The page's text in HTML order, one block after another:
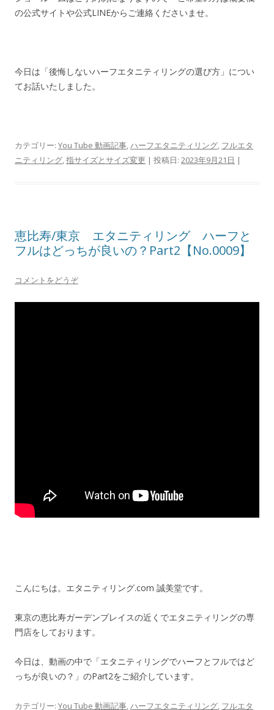
の公式サイトや公式LINEからご連絡くださいませ。
今日は「後悔しないハーフエタニティリングの選び方」につい
てお話いたしました。
カテゴリー: You Tube 動画記事,ハーフエタニティリング, フルエタ
ニティリング,指サイズとサイズ変更 | 投稿日: 2023年9月21日 |
恵比寿/東京 エタニティリング ハーフと
フルはどっちが良いの？Part2【No.0009】
コメントをどうぞ
こんにちは。エタニティリング.com 誠美堂です。
東京の恵比寿ガーデンプレイスの近くでエタニティリングの専
門店をしております。
今日は、動画の中で「エタニティリングでハーフとフルではど
っちが良いの？」のPart2をご紹介しています。
カテゴリー: You Tube 動画記事,ハーフエタニティリング, フルエタ